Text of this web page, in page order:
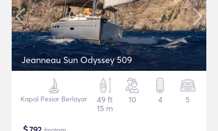
Jeanneau Sun Odyssey 509
Kapal Pesiar Berlayar
49 ft
15 m
10 4 5